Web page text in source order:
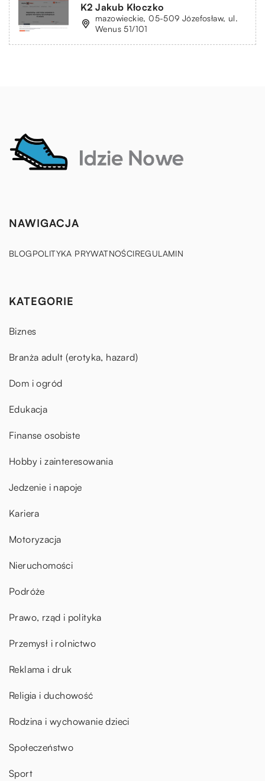
K2 Jakub Kłoczko
mazowieckie, 05-509 Józefosław, ul.
Wenus 51/101
NAWIGACJA
BLOGPOLITYKA PRYWATNOŚCIREGULAMIN
KATEGORIE
Biznes
Branża adult (erotyka, hazard)
Dom i ogród
Edukacja
Finanse osobiste
Hobby i zainteresowania
Jedzenie i napoje
Kariera
Motoryzacja
Nieruchomości
Podróże
Prawo, rząd i polityka
Przemysł i rolnictwo
Reklama i druk
Religia i duchowość
Rodzina i wychowanie dzieci
Społeczeństwo
Sport